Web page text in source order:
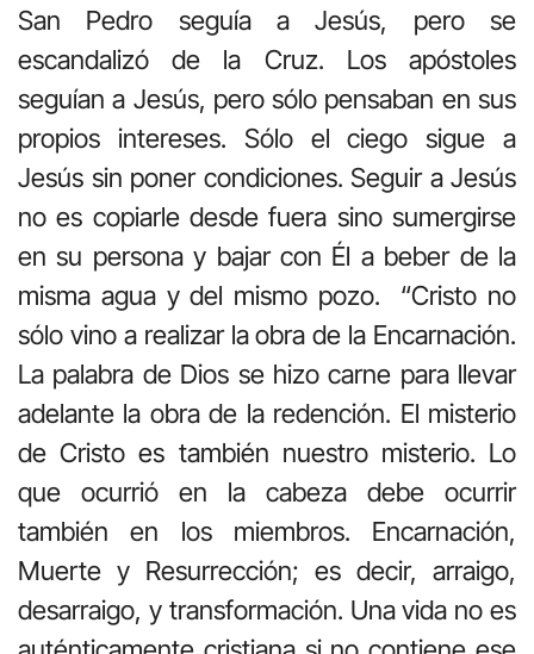
San Pedro seguía a Jesús, pero se
escandalizó de la Cruz. Los apóstoles
seguían a Jesús, pero sólo pensaban en sus
propios intereses. Sólo el ciego sigue a
Jesús sin poner condiciones. Seguir a Jesús
no es copiarle desde fuera sino sumergirse
en su persona y bajar con Él a beber de la
misma agua y del mismo pozo. “Cristo no
sólo vino a realizar la obra de la Encarnación.
La palabra de Dios se hizo carne para llevar
adelante la obra de la redención. El misterio
de Cristo es también nuestro misterio. Lo
que ocurrió en la cabeza debe ocurrir
también en los miembros. Encarnación,
Muerte y Resurrección; es decir, arraigo,
desarraigo, y transformación. Una vida no es